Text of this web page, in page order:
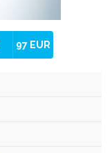
97 EUR